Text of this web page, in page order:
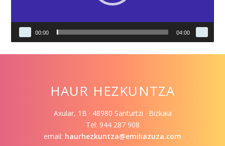
00:00 04:00
HAUR HEZKUNTZA
Axular, 1B · 48980 Santurtzi · Bizkaia
Tel: 944 287 908
email: haurhezkuntza@emiliazuza.com